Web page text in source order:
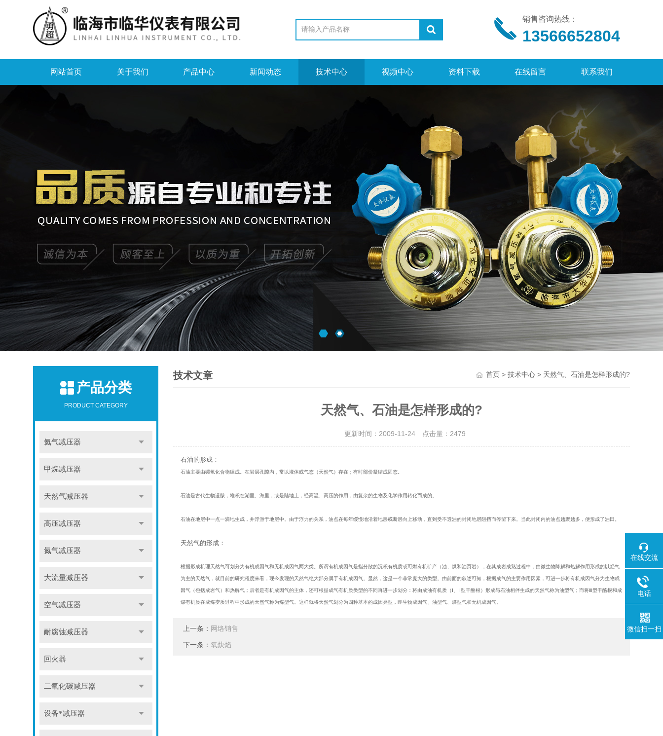
销售咨询热线：
13566652804
网站首页 关于我们 产品中心 新闻动态 技术中心 视频中心 资料下载 在线留言 联系我们
产品分类
PRODUCT CATEGORY
氦气减压器
甲烷减压器
天然气减压器
高压减压器
氮气减压器
大流量减压器
空气减压器
耐腐蚀减压器
回火器
二氧化碳减压器
设备*减压器
技术文章 首页> 技术中心> 天然气、石油是怎样形成的?
天然气、石油是怎样形成的?
更新时间：2009-11-24 点击量： 2479
石油的形成：
石油主要由碳氢化合物组成。在岩层孔隙内，常以液体或气态（天然气）存在；有时部份凝结成固态。
石油是古代生物遗骸，堆积在湖里、海里，或是陆地上，经高温、高压的作用，由复杂的生物及化学作用转化而成的。
石油在地层中一点一滴地生成，并浮游于地层中。由于浮力的关系，油点在每年缓慢地沿着地层或断层向上移动，直到受不透油的封闭地层阻挡而停留下来。当此封闭内的油点越聚越多，便形成了油田。
天然气的形成：
根据形成机理天然气可划分为有机成因气和无机成因气两大类。所谓有机成因气是指分散的沉积有机质或可燃有机矿产（油、煤和油页岩），在其成岩成熟过程中，由微生物降解和热解作用形成的以烃气
为主的天然气，就目前的研究程度来看，现今发现的天然气绝大部分属于有机成因气。显然，这是一个非常庞大的类型。由前面的叙述可知，根据成气的主要作用因素，可进一步将有机成因气分为生物成
因气（包括成岩气）和热解气；后者是有机成因气的主体，还可根据成气有机质类型的不同再进一步划分：将由成油有机质（Ⅰ、Ⅱ型干酪根）形成与石油相伴生成的天然气称为油型气；而将Ⅲ型干酪根和成
煤有机质在成煤变质过程中形成的天然气称为煤型气。这样就将天然气划分为四种基本的成因类型，即生物成因气、油型气、煤型气和无机成因气。
上一条： 网络销售
下一条：氧炔焰
在线交流
电话
微信扫一扫